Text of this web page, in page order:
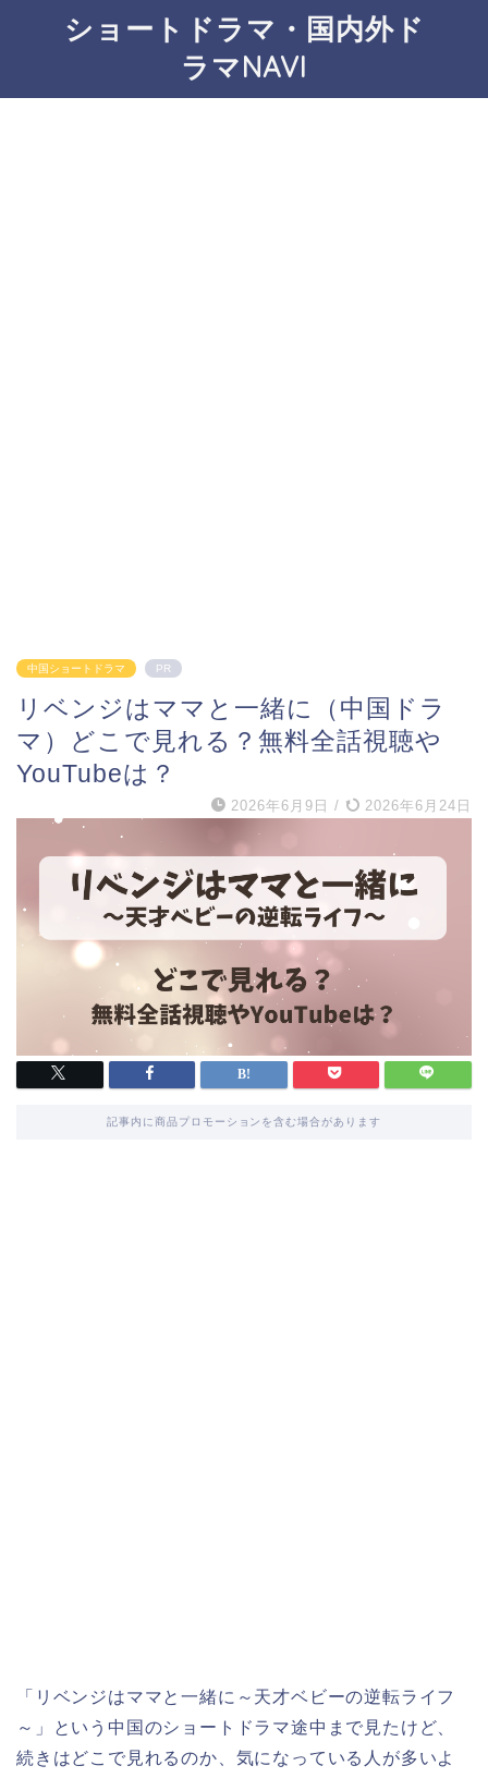
ショートドラマ・国内外ド
ラマNAVI
中国ショートドラマ PR
リベンジはママと一緒に（中国ドラ
マ）どこで見れる？無料全話視聴や
YouTubeは？
2026年6月9日 / 2026年6月24日
記事内に商品プロモーションを含む場合があります
「リベンジはママと一緒に～天才ベビーの逆転ライフ
～ 」という中国のショートドラマ途中まで見たけど、
続きはどこで見れるのか、気になっている人が多いよ